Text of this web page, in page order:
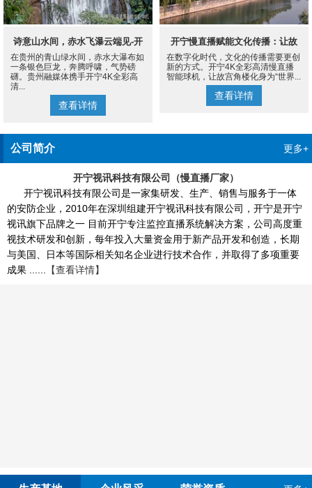
诗意山水间，赤水飞瀑云端见-开
宁4K慢直播摄像机
在贵州的青山绿水间，赤水大瀑布如
一条银色巨龙，奔腾呼啸，气势磅
礴。贵州融媒体携手开宁4K全彩高
清...
查看详情
开宁慢直播赋能文化传播：让故
宫角楼成为世界的文化客厅
在数字化时代，文化的传播需要更创
新的方式。开宁4K全彩高清慢直播
智能球机，让故宫角楼化身为“世界...
查看详情
公司简介 更多+
开宁视讯科技有限公司（慢直播厂家）
开宁视讯科技有限公司是一家集研发、生产、销售与服务于一体
的安防企业，2010年在深圳组建开宁视讯科技有限公司，开宁是开宁
视讯旗下品牌之一 目前开宁专注监控直播系统解决方案，公司高度重
视技术研发和创新，每年投入大量资金用于新产品开发和创造，长期
与美国、日本等国际相关知名企业进行技术合作，并取得了多项重要
成果 ......
【查看详情】